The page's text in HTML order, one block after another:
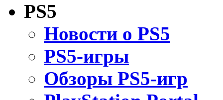
PS5
Новости о PS5
PS5-игры
Обзоры PS5-игр